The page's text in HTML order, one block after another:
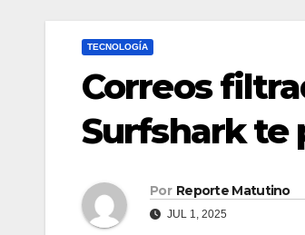
TECNOLOGÍA
Correos
Surfshark te
Por Reporte Matutino
JUL 1, 2025